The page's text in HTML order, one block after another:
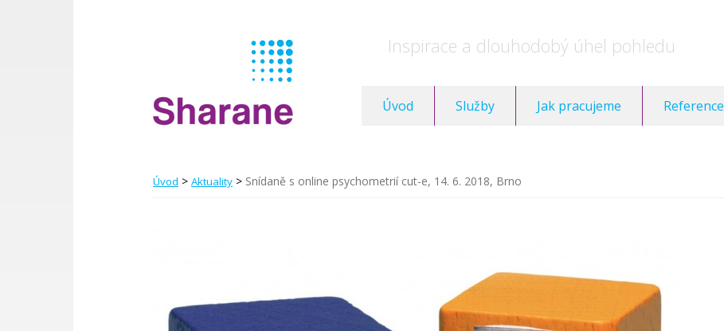
Inspirace a dlouhodobý úhel pohledu
Úvod Služby Jak pracujeme Reference
Úvod > Aktuality > Snídaně s online psychometrií cut-e, 14. 6. 2018, Brno